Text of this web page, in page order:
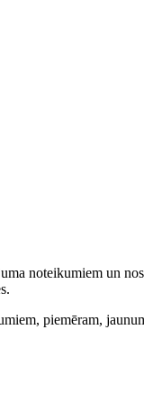
noteikumiem un
piemēram,